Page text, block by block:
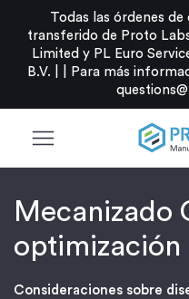
Todas las órdenes
transferido de Proto
Limited y PL Euro
B.V. |
Para más
menu
Mecanizado
optimización
Consideraciones sobre